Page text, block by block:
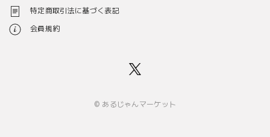
特定商取引法に基づく表記
会員規約
© あるじゃんマーケット